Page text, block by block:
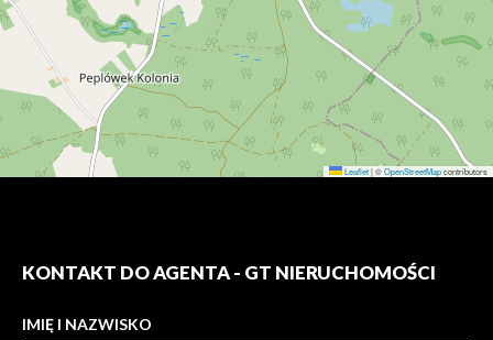
Leaflet|©OpenStreetMapcontributors
KONTAKT DO AGENTA - GT NIERUCHOMOŚCI
IMIĘ I NAZWISKO